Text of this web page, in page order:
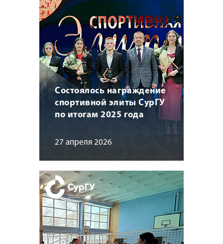
Состоялось награждение
спортивной элиты СурГУ
по итогам 2025 года
27 апреля 2026